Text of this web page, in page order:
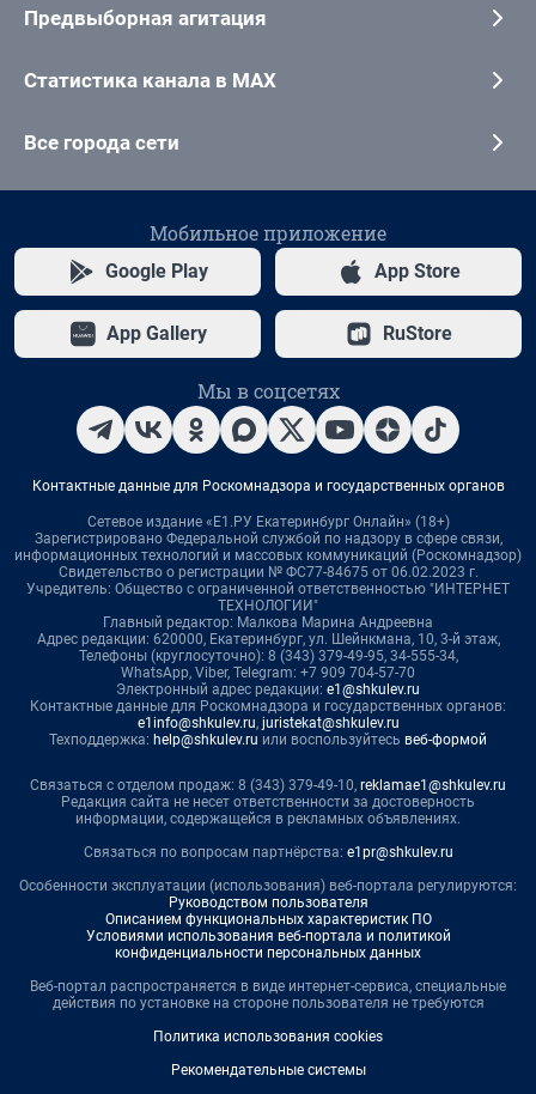
Предвыборная агитация
Статистика канала в MAX
Все города сети
Мобильное приложение
Google Play App Store
App Gallery RuStore
Мы в соцсетях
Контактные данные для Роскомнадзора и государственных органов
Сетевое издание «Е1.РУ Екатеринбург Онлайн» (18+)
Зарегистрировано Федеральной службой по надзору в сфере связи,
информационных технологий и массовых коммуникаций (Роскомнадзор)
Свидетельство о регистрации № ФС77-84675 от 06.02.2023 г.
Учредитель: Общество с ограниченной ответственностью "ИНТЕРНЕТ
ТЕХНОЛОГИИ"
Главный редактор: Малкова Марина Андреевна
Адрес редакции: 620000, Екатеринбург, ул. Шейнкмана, 10, 3-й этаж,
Телефоны (круглосуточно): 8 (343) 379-49-95, 34-555-34,
WhatsApp, Viber, Telegram: +7 909 704-57-70
Электронный адрес редакции: e1@shkulev.ru
Контактные данные для Роскомнадзора и государственных органов:
e1info@shkulev.ru, juristekat@shkulev.ru
Техподдержка: help@shkulev.ru или воспользуйтесь веб-формой
Связаться с отделом продаж: 8 (343) 379-49-10, reklamae1@shkulev.ru
Редакция сайта не несет ответственности за достоверность
информации, содержащейся в рекламных объявлениях.
Связаться по вопросам партнёрства: e1pr@shkulev.ru
Особенности эксплуатации (использования) веб-портала регулируются:
Руководством пользователя
Описанием функциональных характеристик ПО
Условиями использования веб-портала и политикой
конфиденциальности персональных данных
Веб-портал распространяется в виде интернет-сервиса, специальные
действия по установке на стороне пользователя не требуются
Политика использования cookies
Рекомендательные системы